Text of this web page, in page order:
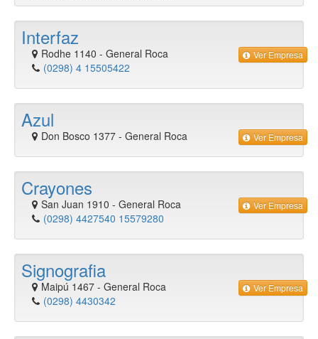
Interfaz
Rodhe 1140 - General Roca
(0298) 4 15505422
Ver Empresa
Azul
Don Bosco 1377 - General Roca Ver Empresa
Crayones
San Juan 1910 - General Roca
(0298) 4427540 15579280
Ver Empresa
Signografia
Maipú 1467 - General Roca
(0298) 4430342
Ver Empresa